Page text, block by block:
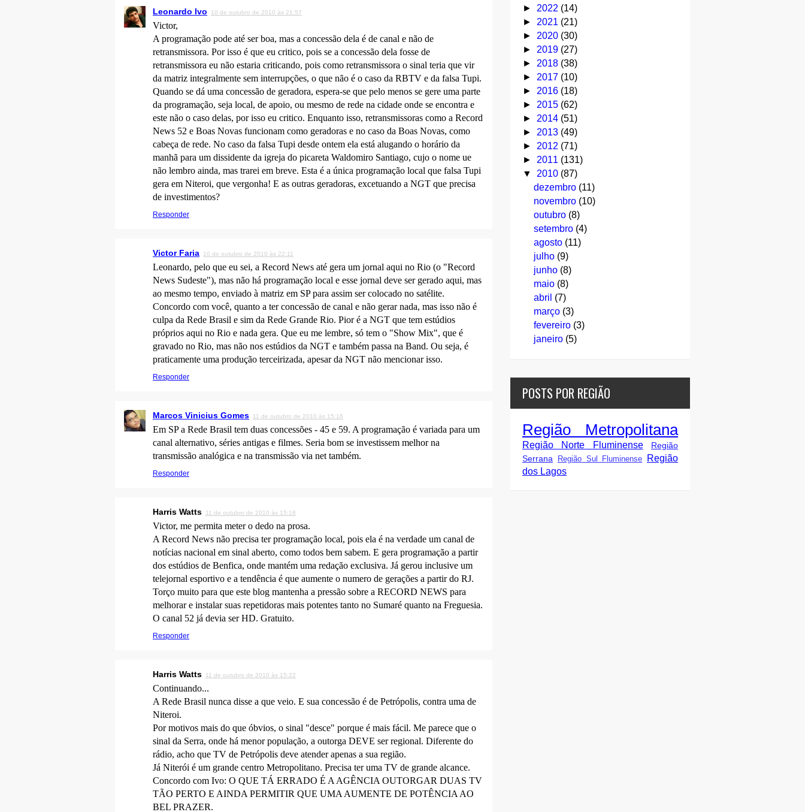
Leonardo Ivo 10 de outubro de 2010 às 21:57
Victor,
A programação pode até ser boa, mas a concessão dela é de canal e não de
retransmissora. Por isso é que eu critico, pois se a concessão dela fosse de
retransmissora eu não estaria criticando, pois como retransmissora o sinal teria que vir
da matriz integralmente sem interrupções, o que não é o caso da RBTV e da falsa Tupi.
Quando se dá uma concessão de geradora, espera-se que pelo menos se gere uma parte
da programação, seja local, de apoio, ou mesmo de rede na cidade onde se encontra e
este não o caso delas, por isso eu critico. Enquanto isso, retransmissoras como a Record
News 52 e Boas Novas funcionam como geradoras e no caso da Boas Novas, como
cabeça de rede. No caso da falsa Tupi desde ontem ela está alugando o horário da
manhã para um dissidente da igreja do picareta Waldomiro Santiago, cujo o nome ue
não lembro ainda, mas trarei em breve. Esta é a única programação local que falsa Tupi
gera em Niteroi, que vergonha! E as outras geradoras, excetuando a NGT que precisa
de investimentos?
Responder
Victor Faria 10 de outubro de 2010 às 22:11
Leonardo, pelo que eu sei, a Record News até gera um jornal aqui no Rio (o "Record
News Sudeste"), mas não há programação local e esse jornal deve ser gerado aqui, mas
ao mesmo tempo, enviado à matriz em SP para assim ser colocado no satélite.
Concordo com você, quanto a ter concessão de canal e não gerar nada, mas isso não é
culpa da Rede Brasil e sim da Rede Grande Rio. Pior é a NGT que tem estúdios
próprios aqui no Rio e nada gera. Que eu me lembre, só tem o "Show Mix", que é
gravado no Rio, mas não nos estúdios da NGT e também passa na Band. Ou seja, é
praticamente uma produção terceirizada, apesar da NGT não mencionar isso.
Responder
Marcos Vinicius Gomes 11 de outubro de 2010 às 15:16
Em SP a Rede Brasil tem duas concessões - 45 e 59. A programação é variada para um
canal alternativo, séries antigas e filmes. Seria bom se investissem melhor na
transmissão analógica e na transmissão via net também.
Responder
Harris Watts 11 de outubro de 2010 às 15:18
Victor, me permita meter o dedo na prosa.
A Record News não precisa ter programação local, pois ela é na verdade um canal de
notícias nacional em sinal aberto, como todos bem sabem. E gera programação a partir
dos estúdios de Benfica, onde mantém uma redação exclusiva. Já gerou inclusive um
telejornal esportivo e a tendência é que aumente o numero de gerações a partir do RJ.
Torço muito para que este blog mantenha a pressão sobre a RECORD NEWS para
melhorar e instalar suas repetidoras mais potentes tanto no Sumaré quanto na Freguesia.
O canal 52 já devia ser HD. Gratuito.
Responder
Harris Watts 11 de outubro de 2010 às 15:22
Continuando...
A Rede Brasil nunca disse a que veio. E sua concessão é de Petrópolis, contra uma de
Niteroi.
Por motivos mais do que óbvios, o sinal "desce" porque é mais fácil. Me parece que o
sinal da Serra, onde há menor população, a outorga DEVE ser regional. Diferente do
rádio, acho que TV de Petrópolis deve atender apenas a sua região.
Já Niterói é um grande centro Metropolitano. Precisa ter uma TV de grande alcance.
Concordo com Ivo: O QUE TÁ ERRADO É A AGÊNCIA OUTORGAR DUAS TV
TÃO PERTO E AINDA PERMITIR QUE UMA AUMENTE DE POTÊNCIA AO
BEL PRAZER.
► 2022 (14)
► 2021 (21)
► 2020 (30)
► 2019 (27)
► 2018 (38)
► 2017 (10)
► 2016 (18)
► 2015 (62)
► 2014 (51)
► 2013 (49)
► 2012 (71)
► 2011 (131)
▼ 2010 (87)
dezembro (11)
novembro (10)
outubro (8)
setembro (4)
agosto (11)
julho (9)
junho (8)
maio (8)
abril (7)
março (3)
fevereiro (3)
janeiro (5)
POSTS POR REGIÃO
Região Metropolitana
Região Norte Fluminense
Região
Serrana
Região Sul Fluminense
Região
dos Lagos